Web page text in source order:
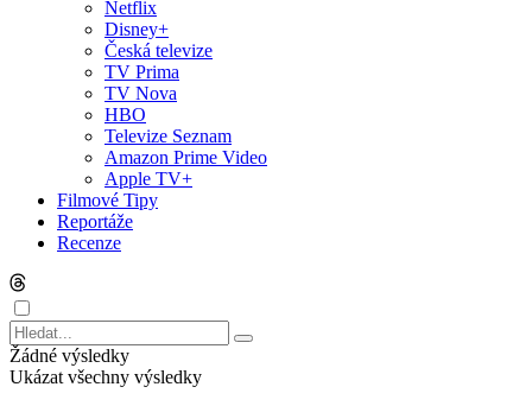
Netflix
Disney+
Česká televize
TV Prima
TV Nova
HBO
Televize Seznam
Amazon Prime Video
Apple TV+
Filmové Tipy
Reportáže
Recenze
Žádné výsledky
Ukázat všechny výsledky